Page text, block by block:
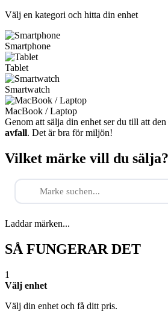
Välj en kategori och hitta din enhet
Smartphone
Tablet
Smartwatch
MacBook / Laptop
Genom att sälja din enhet ser du till att
avfall. Det är bra för miljön!
Vilket märke vill du sälja?
Laddar märken...
SÅ FUNGERAR DET
1
Välj enhet
Välj din enhet och få ditt pris.